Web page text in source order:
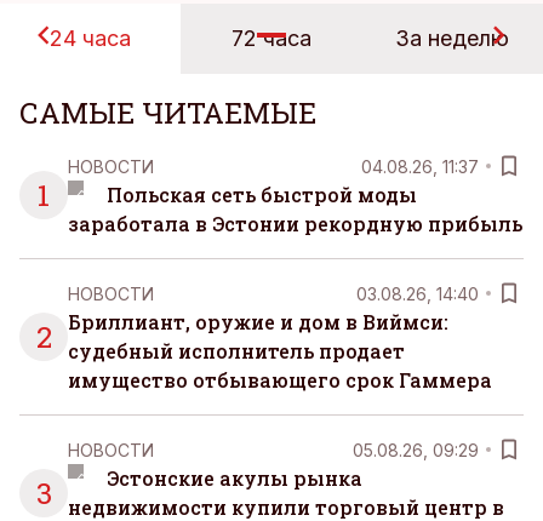
24 часа 72 часа За неделю
САМЫЕ ЧИТАЕМЫЕ
1
НОВОСТИ 04.08.26, 11:37
Польская сеть быстрой моды
заработала в Эстонии рекордную прибыль
2
НОВОСТИ 03.08.26, 14:40
Бриллиант, оружие и дом в Виймси:
судебный исполнитель продает
имущество отбывающего срок Гаммера
3
НОВОСТИ 05.08.26, 09:29
Эстонские акулы рынка
недвижимости купили торговый центр в